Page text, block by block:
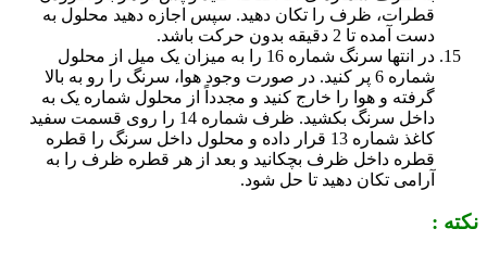
قطرات، ظرف را تکان دهید. سپس اجازه دهید محلول به
دست آمده تا 2 دقیقه بدون حرکت باشد.
در انتها سرنگ شماره 16 را به میزان یک میل از محلول
شماره 6 پر کنید. در صورت وجود هوا، سرنگ را رو به بالا
گرفته و هوا را خارج کنید و مجدداً از محلول شماره یک به
داخل سرنگ بکشید. ظرف شماره 14 را روی قسمت سفید
کاغذ شماره 13 قرار داده و محلول داخل سرنگ را قطره
قطره داخل ظرف بچکانید و بعد از هر قطره ظرف را به
آرامی تکان دهید تا حل شود.
نکته :